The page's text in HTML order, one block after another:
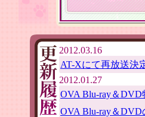
2012.03.16
AT-Xにて再放送決
2012.01.27
OVA Blu-ray＆DVD
OVA Blu-ray＆